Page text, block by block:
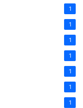
1
1
1
1
1
1
1